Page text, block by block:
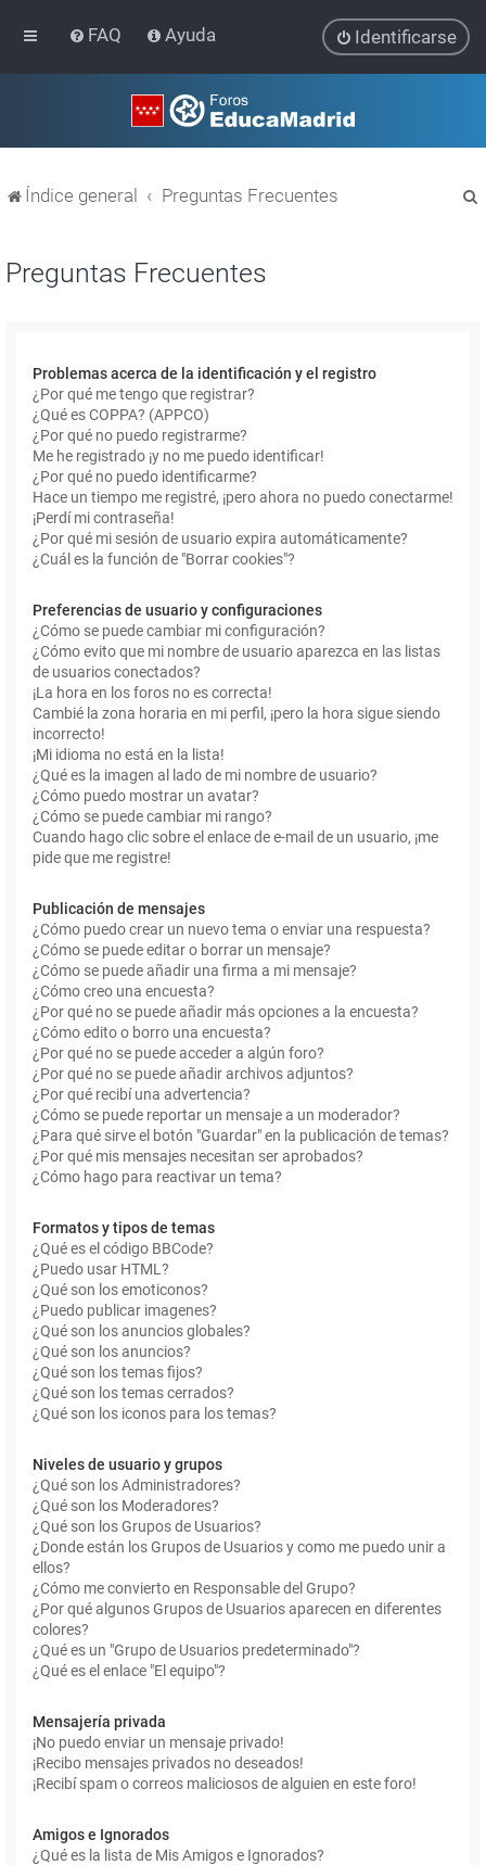
FAQ Ayuda Identificarse
Índice general Preguntas Frecuentes
Preguntas Frecuentes
Problemas acerca de la identificación y el registro
¿Por qué me tengo que registrar?
¿Qué es COPPA? (APPCO)
¿Por qué no puedo registrarme?
Me he registrado ¡y no me puedo identificar!
¿Por qué no puedo identificarme?
Hace un tiempo me registré, ¡pero ahora no puedo conectarme!
¡Perdí mi contraseña!
¿Por qué mi sesión de usuario expira automáticamente?
¿Cuál es la función de "Borrar cookies"?
Preferencias de usuario y configuraciones
¿Cómo se puede cambiar mi configuración?
¿Cómo evito que mi nombre de usuario aparezca en las listas
de usuarios conectados?
¡La hora en los foros no es correcta!
Cambié la zona horaria en mi perfil, ¡pero la hora sigue siendo
incorrecto!
¡Mi idioma no está en la lista!
¿Qué es la imagen al lado de mi nombre de usuario?
¿Cómo puedo mostrar un avatar?
¿Cómo se puede cambiar mi rango?
Cuando hago clic sobre el enlace de e-mail de un usuario, ¡me
pide que me registre!
Publicación de mensajes
¿Cómo puedo crear un nuevo tema o enviar una respuesta?
¿Cómo se puede editar o borrar un mensaje?
¿Cómo se puede añadir una firma a mi mensaje?
¿Cómo creo una encuesta?
¿Por qué no se puede añadir más opciones a la encuesta?
¿Cómo edito o borro una encuesta?
¿Por qué no se puede acceder a algún foro?
¿Por qué no se puede añadir archivos adjuntos?
¿Por qué recibí una advertencia?
¿Cómo se puede reportar un mensaje a un moderador?
¿Para qué sirve el botón "Guardar" en la publicación de temas?
¿Por qué mis mensajes necesitan ser aprobados?
¿Cómo hago para reactivar un tema?
Formatos y tipos de temas
¿Qué es el código BBCode?
¿Puedo usar HTML?
¿Qué son los emoticonos?
¿Puedo publicar imagenes?
¿Qué son los anuncios globales?
¿Qué son los anuncios?
¿Qué son los temas fijos?
¿Qué son los temas cerrados?
¿Qué son los iconos para los temas?
Niveles de usuario y grupos
¿Qué son los Administradores?
¿Qué son los Moderadores?
¿Qué son los Grupos de Usuarios?
¿Donde están los Grupos de Usuarios y como me puedo unir a
ellos?
¿Cómo me convierto en Responsable del Grupo?
¿Por qué algunos Grupos de Usuarios aparecen en diferentes
colores?
¿Qué es un "Grupo de Usuarios predeterminado"?
¿Qué es el enlace "El equipo"?
Mensajería privada
¡No puedo enviar un mensaje privado!
¡Recibo mensajes privados no deseados!
¡Recibí spam o correos maliciosos de alguien en este foro!
Amigos e Ignorados
¿Qué es la lista de Mis Amigos e Ignorados?